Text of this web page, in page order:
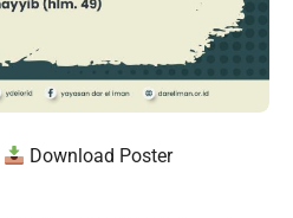
Download Poster